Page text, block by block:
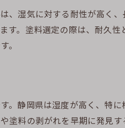
、湿気に対する耐性が高く、
す。塗料選定の際は、耐久性
。
。静岡県は湿度が高く、特に
塗料の剥がれを早期に発見す